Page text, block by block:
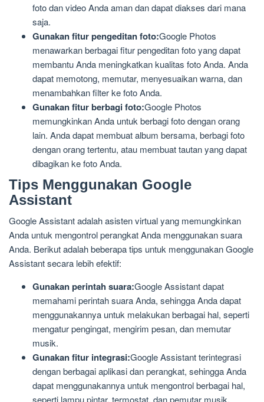
foto dan video Anda aman dan dapat diakses dari mana
saja.
Gunakan fitur pengeditan foto:Google Photos
menawarkan berbagai fitur pengeditan foto yang dapat
membantu Anda meningkatkan kualitas foto Anda. Anda
dapat memotong, memutar, menyesuaikan warna, dan
menambahkan filter ke foto Anda.
Gunakan fitur berbagi foto:Google Photos
memungkinkan Anda untuk berbagi foto dengan orang
lain. Anda dapat membuat album bersama, berbagi foto
dengan orang tertentu, atau membuat tautan yang dapat
dibagikan ke foto Anda.
Tips Menggunakan Google
Assistant
Google Assistant adalah asisten virtual yang memungkinkan
Anda untuk mengontrol perangkat Anda menggunakan suara
Anda. Berikut adalah beberapa tips untuk menggunakan Google
Assistant secara lebih efektif:
Gunakan perintah suara:Google Assistant dapat
memahami perintah suara Anda, sehingga Anda dapat
menggunakannya untuk melakukan berbagai hal, seperti
mengatur pengingat, mengirim pesan, dan memutar
musik.
Gunakan fitur integrasi:Google Assistant terintegrasi
dengan berbagai aplikasi dan perangkat, sehingga Anda
dapat menggunakannya untuk mengontrol berbagai hal,
seperti lampu pintar, termostat, dan pemutar musik.